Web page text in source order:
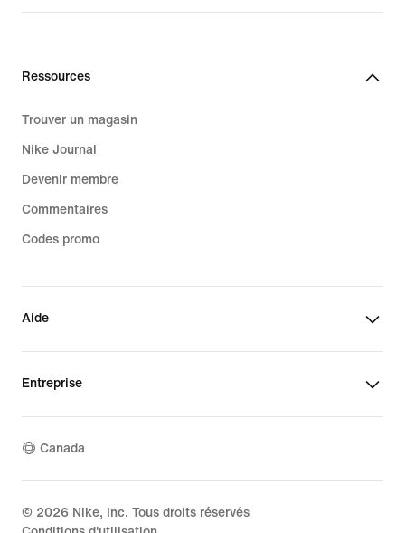
Ressources
Trouver un magasin
Nike Journal
Devenir membre
Commentaires
Codes promo
Aide
Entreprise
Canada
© 2026 Nike, Inc. Tous droits réservés